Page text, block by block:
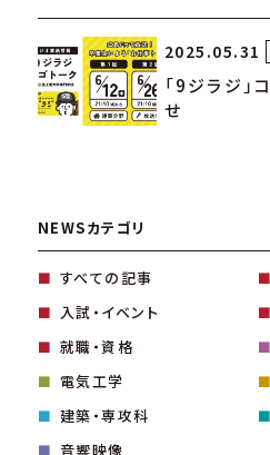
2025.05.31
「9ジラジ」
せ
NEWSカテゴリ
すべての記事
入試・イベント
就職・資格
電気工学
建築・専攻科
音響映像